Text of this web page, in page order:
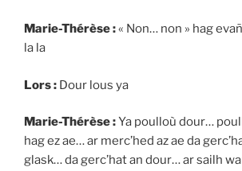
Marie-Thérèse :« Non… non » hag
la la
Lors : Dour lous ya
Marie-Thérèse :Ya poulloù dour…
hag ez ae… ar merc’hed az ae da
glask… da gerc’hat an dour… ar sailh